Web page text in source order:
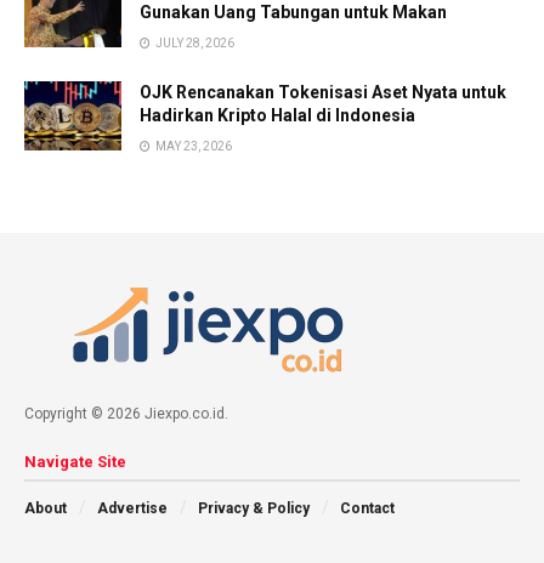
Gunakan Uang Tabungan untuk Makan
JULY 28, 2026
OJK Rencanakan Tokenisasi Aset Nyata untuk
Hadirkan Kripto Halal di Indonesia
MAY 23, 2026
Copyright © 2026 Jiexpo.co.id.
Navigate Site
About Advertise Privacy & Policy Contact